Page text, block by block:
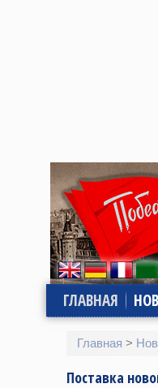
ГЛАВНАЯ
Главная >
Поставка